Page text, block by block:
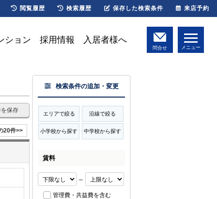
ション 採用情報 入居者様へ
問合せ メニュー
保存
20件>>
検索条件の追加・変更
エリアで絞る 沿線で絞る
小学校から探す 中学校から探す
賃料
～
管理費・共益費を含む
閲覧履歴 検索履歴 保存した検索条件 来店予約